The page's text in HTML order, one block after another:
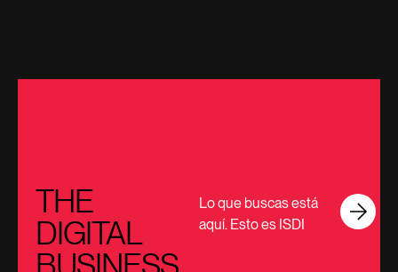
THE
DIGITAL
Lo que buscas está
aquí. Esto es ISDI